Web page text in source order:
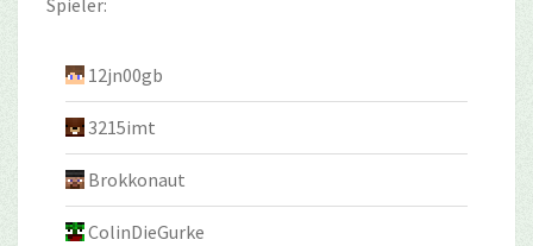
Spieler:
12jn00gb
3215imt
Brokkonaut
ColinDieGurke